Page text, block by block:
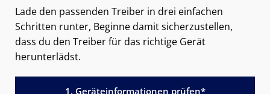
Lade den passenden Treiber in drei einfachen
Schritten runter, Beginne damit sicherzustellen,
dass du den Treiber für das richtige Gerät
herunterlädst.
1. Geräteinformationen prüfen*